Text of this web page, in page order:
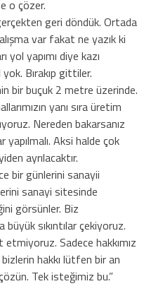
o çözer.
geri döndük. Ortada
var fakat ne yazık ki
yapımı diye kazı
Bırakıp gittiler.
bir buçuk 2 metre üzerinde.
yanı sıra üretim
Nereden bakarsanız
yapılmalı. Aksi halde çok
ayrılacaktır.
bir günlerini sanayii
sanayi sitesinde
görsünler. Biz
sıkıntılar çekiyoruz.
Sadece hakkımız
hakkı lütfen bir an
Tek isteğimiz bu.”